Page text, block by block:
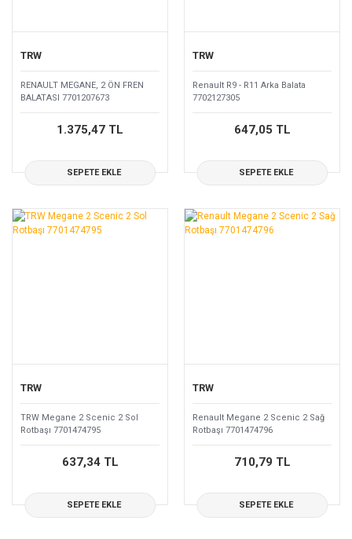
TRW
RENAULT MEGANE, 2 ÖN FREN
BALATASI 7701207673
1.375,47 TL
SEPETE EKLE
TRW
Renault R9 - R11 Arka Balata
7702127305
647,05 TL
SEPETE EKLE
TRW
TRW Megane 2 Scenic 2 Sol
Rotbaşı 7701474795
637,34 TL
SEPETE EKLE
TRW
Renault Megane 2 Scenic 2 Sağ
Rotbaşı 7701474796
710,79 TL
SEPETE EKLE